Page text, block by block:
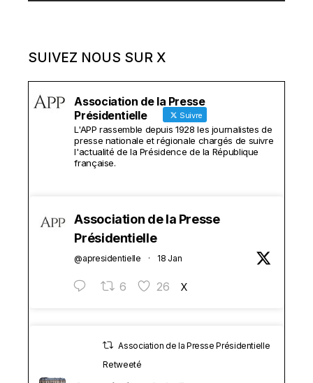
SUIVEZ NOUS SUR X
Association de la Presse
Présidentielle
Suivre
L'APP rassemble depuis 1928 les journalistes de
presse nationale et régionale chargés de suivre
l'actualité de la Présidence de la République
française.
Association de la Presse
Présidentielle
@apresidentielle · 18 Jan
6 26 X
Association de la Presse Présidentielle
Retweeté